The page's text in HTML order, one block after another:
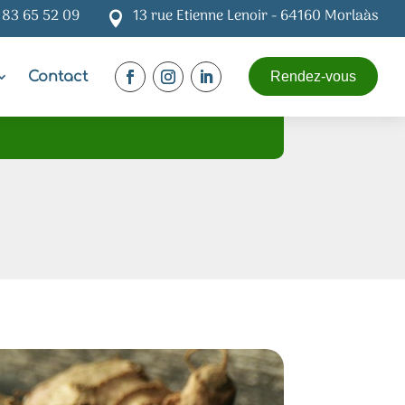
65 52 09  13 rue Etienne Lenoir - 64160 Morlaàs
Contact Rendez-vous